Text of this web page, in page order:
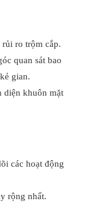
rủi ro trộm cắp.
quan sát bao
gian.
diện khuôn mặt
các hoạt động
rộng nhất.